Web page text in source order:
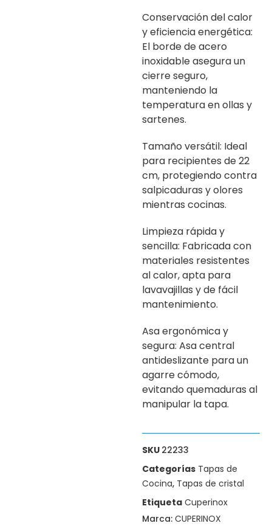
Conservación del calor
y eficiencia energética:
El borde de acero
inoxidable asegura un
cierre seguro,
manteniendo la
temperatura en ollas y
sartenes.
Tamaño versátil: Ideal
para recipientes de 22
cm, protegiendo contra
salpicaduras y olores
mientras cocinas.
Limpieza rápida y
sencilla: Fabricada con
materiales resistentes
al calor, apta para
lavavajillas y de fácil
mantenimiento.
Asa ergonómica y
segura: Asa central
antideslizante para un
agarre cómodo,
evitando quemaduras al
manipular la tapa.
SKU 22233
Categorías Tapas de
Cocina, Tapas de cristal
Etiqueta Cuperinox
Marca: CUPERINOX